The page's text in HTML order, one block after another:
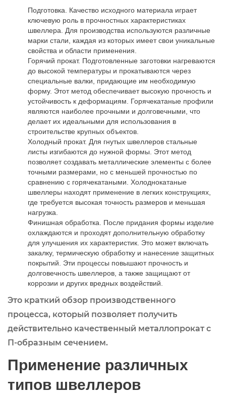
Подготовка. Качество исходного материала играет
ключевую роль в прочностных характеристиках
швеллера. Для производства используются различные
марки стали, каждая из которых имеет свои уникальные
свойства и области применения.
Горячий прокат. Подготовленные заготовки нагреваются
до высокой температуры и прокатываются через
специальные валки, придающие им необходимую
форму. Этот метод обеспечивает высокую прочность и
устойчивость к деформациям. Горячекатаные профили
являются наиболее прочными и долговечными, что
делает их идеальными для использования в
строительстве крупных объектов.
Холодный прокат. Для гнутых швеллеров стальные
листы изгибаются до нужной формы. Этот метод
позволяет создавать металлические элементы с более
точными размерами, но с меньшей прочностью по
сравнению с горячекатаными. Холоднокатаные
швеллеры находят применение в легких конструкциях,
где требуется высокая точность размеров и меньшая
нагрузка.
Финишная обработка. После придания формы изделие
охлаждаются и проходят дополнительную обработку
для улучшения их характеристик. Это может включать
закалку, термическую обработку и нанесение защитных
покрытий. Эти процессы повышают прочность и
долговечность швеллеров, а также защищают от
коррозии и других вредных воздействий.
Это краткий обзор производственного
процесса, который позволяет получить
действительно качественный металлопрокат с
П-образным сечением.
Применение различных
типов швеллеров